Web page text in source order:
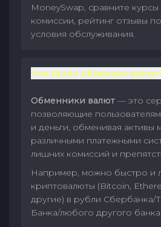
MoneySwap, сравните
комиссии, рейтинг отзывы
условия обслуживания.
Что такое обменник
Обменники валют — это
позволяющие
и деньги, обменивая активы
различными платежными
лишних комиссий и
Например, можно быстро и
криптовалюты (Bitcoin,
другие) в рубли Сбербанка/
Банка/любого другого банка.